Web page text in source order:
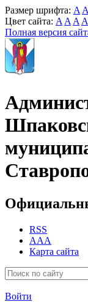
Размер шрифта: A A
Цвет сайта: A A A A
Полная версия
RSS
AAA
Карта сайта
Войти